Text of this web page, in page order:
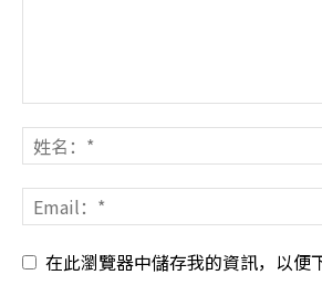
在此瀏覽器中儲存我的資訊，以便